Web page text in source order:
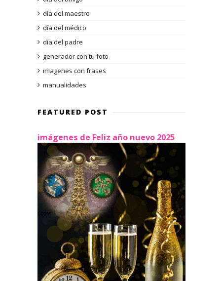
día del maestro
día del médico
día del padre
generador con tu foto
imagenes con frases
manualidades
FEATURED POST
imágenes de Feliz año nuevo 2025